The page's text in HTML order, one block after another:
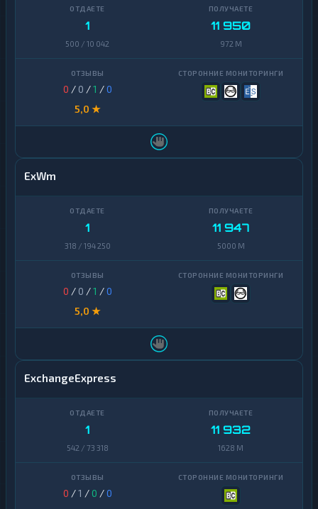
1
500 / 10 042
11 950
972 M
0 / 0 /1 /0
5,0 ★
ExWm
1
318 / 194 250
11 947
5000 M
0 / 0 /1 /0
5,0 ★
ExchangeExpress
1
542 / 73 318
11 932
1628 M
0 /1 /0 /0